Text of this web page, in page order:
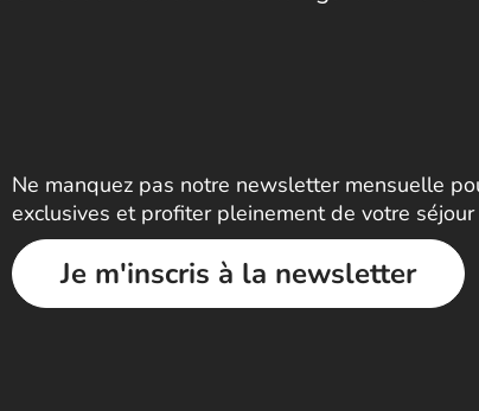
Ne manquez pas notre newsletter mensuelle
exclusives et profiter pleinement de votre
Je m'inscris à la newsletter